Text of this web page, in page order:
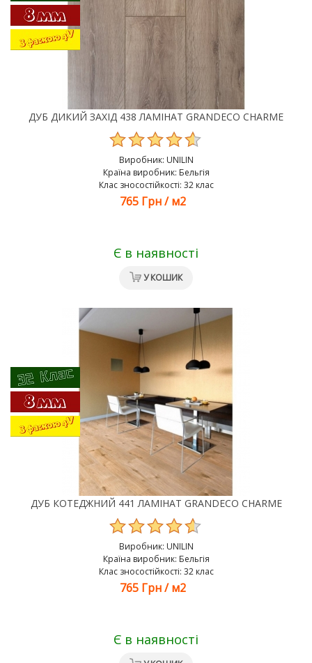
ДУБ ДИКИЙ ЗАХІД 438 ЛАМІНАТ GRANDECO CHARME
Виробник: UNILIN
Країна виробник: Бельгія
Клас зносостійкості: 32 клас
765 Грн /м2
Є в наявності
У КОШИК
ДУБ КОТЕДЖНИЙ 441 ЛАМІНАТ GRANDECO CHARME
Виробник: UNILIN
Країна виробник: Бельгія
Клас зносостійкості: 32 клас
765 Грн /м2
Є в наявності